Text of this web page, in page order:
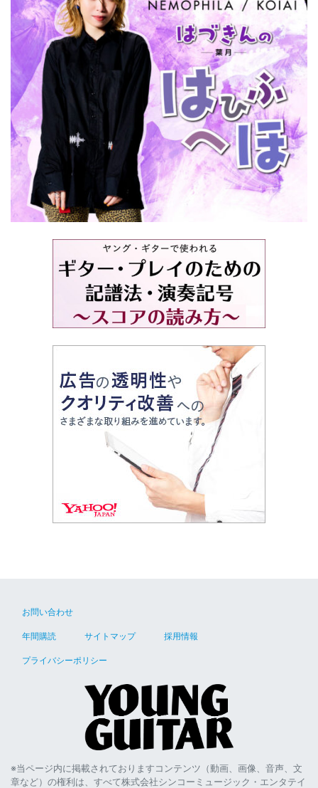
お問い合わせ
年間購読 サイトマップ 採用情報
プライバシーポリシー
※当ページ内に掲載されておりますコンテンツ（動画、画像、音声、文
章など）の権利は、すべて株式会社シンコーミュージック・エンタテイ